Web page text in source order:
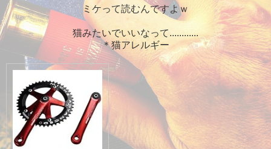
ミケって読むんですよｗ
猫みたいでいいなって............
＊猫アレルギー